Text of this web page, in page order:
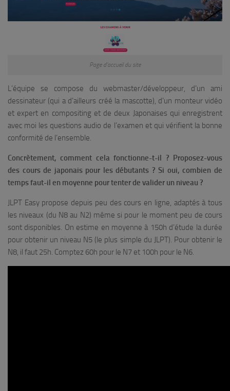
Page d’accueil du site
L’équipe se compose du webmaster/développeur, d’un ami
dessinateur (qui a d’ailleurs créé la mascotte), d’un monteur vidéo
et expert en compositing et de deux Japonaises qui enregistrent
avec moi les questions audio de l’examen et qui vérifient la bonne
conformité de l’ensemble.
Concrètement, comment cela fonctionne-t-il ? Proposez-vous
des cours de japonais pour les débutants ? Si oui, combien de
temps faut-il en moyenne pour tenter de valider un niveau ?
JLPT Easy propose depuis peu des cours en ligne, adaptés à tous
les niveaux (du N8 au N2) même si pour le moment peu de cours
sont disponibles. On estime en moyenne à 150h d’étude la durée
pour obtenir un niveau N5 (le plus simple du JLPT). Pour obtenir le
N8, il faut 25h. Comptez 60h pour le N7 et 100h pour le N6.